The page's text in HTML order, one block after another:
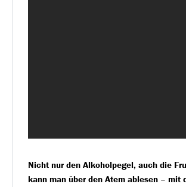
Nicht nur den Alkoholpegel, auch die
kann man über den Atem ablesen – mit